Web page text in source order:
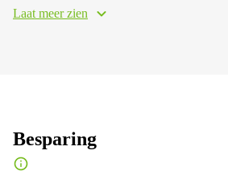
Laat meer zien
Besparing